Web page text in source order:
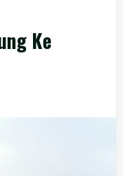
Ke